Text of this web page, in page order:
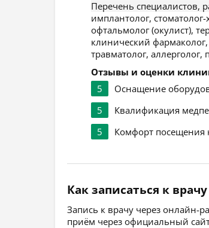
Перечень специалистов,
имплантолог,
офтальмолог (окулист),
клинический фармаколог,
травматолог,
Отзывы и оценки
5
Оснащение
5
Квалификация
5
Комфорт посещения
Как записаться к
Запись к врачу через онлайн-
приём через официальный